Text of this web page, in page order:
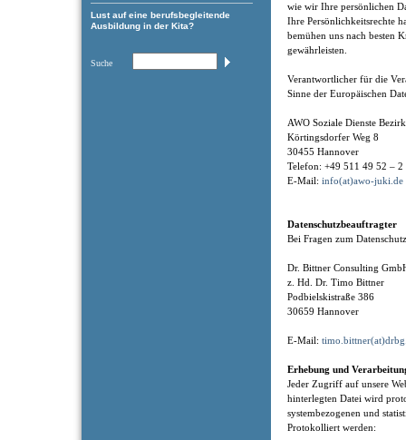
Lust auf eine berufsbegleitende
Ausbildung in der Kita?
Suche
wie wir Ihre persönlichen
Ihre Persönlichkeitsrechte
bemühen uns nach besten
gewährleisten.
Verantwortlicher für die
Sinne der Europäischen
AWO Soziale Dienste
Körtingsdorfer Weg 8
30455 Hannover
Telefon: +49 511 49 52 – 2
E-Mail: info(at)awo-juki.de
Datenschutzbeauftragter
Bei Fragen zum
Dr. Bittner Consulting
z. Hd. Dr. Timo Bittner
Podbielskistraße 386
30659 Hannover
E-Mail:
Erhebung und
Jeder Zugriff auf unsere
hinterlegten Datei wird
systembezogenen und
Protokolliert werden: